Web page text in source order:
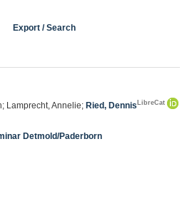
Export / Search
Lamprecht, Annelie; Ried, Dennis LibreCat
Detmold/Paderborn